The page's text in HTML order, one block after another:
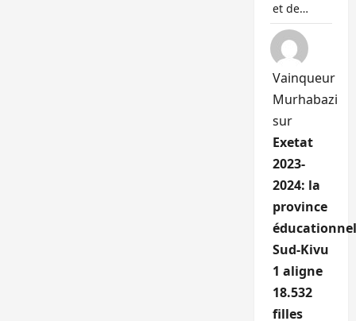
et de…
Vainqueur
Murhabazi
sur
Exetat
2023-
2024: la
province
Sud-Kivu
1 aligne
18.532
filles